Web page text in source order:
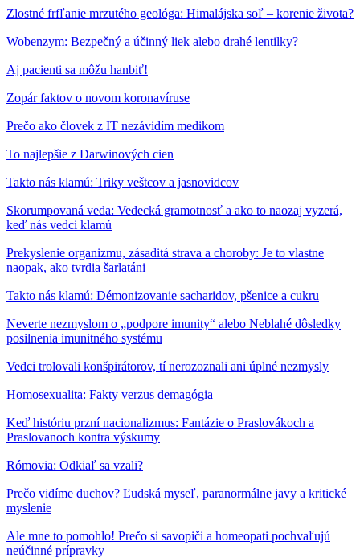
Zlostné frfľanie mrzutého geológa: Himalájska soľ – korenie života?
Wobenzym: Bezpečný a účinný liek alebo drahé lentilky?
Aj pacienti sa môžu hanbiť!
Zopár faktov o novom koronavíruse
Prečo ako človek z IT nezávidím medikom
To najlepšie z Darwinových cien
Takto nás klamú: Triky veštcov a jasnovidcov
Skorumpovaná veda: Vedecká gramotnosť a ako to naozaj vyzerá,
keď nás vedci klamú
Prekyslenie organizmu, zásaditá strava a choroby: Je to vlastne
naopak, ako tvrdia šarlatáni
Takto nás klamú: Démonizovanie sacharidov, pšenice a cukru
Neverte nezmyslom o „podpore imunity“ alebo Neblahé dôsledky
posilnenia imunitného systému
Vedci trolovali konšpirátorov, tí nerozoznali ani úplné nezmysly
Homosexualita: Fakty verzus demagógia
Keď históriu przní nacionalizmus: Fantázie o Praslovákoch a
Praslovanoch kontra výskumy
Rómovia: Odkiaľ sa vzali?
Prečo vidíme duchov? Ľudská myseľ, paranormálne javy a kritické
myslenie
Ale mne to pomohlo! Prečo si savopiči a homeopati pochvaľujú
neúčinné prípravky